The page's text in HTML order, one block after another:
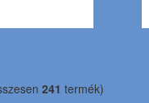
241 termék)